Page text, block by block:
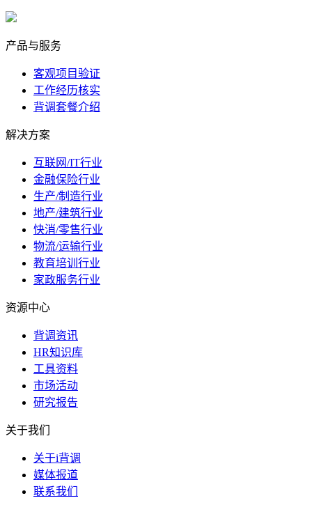
产品与服务
客观项目验证
工作经历核实
背调套餐介绍
解决方案
互联网/IT行业
金融保险行业
生产/制造行业
地产/建筑行业
快消/零售行业
物流/运输行业
教育培训行业
家政服务行业
资源中心
背调资讯
HR知识库
工具资料
市场活动
研究报告
关于我们
关于i背调
媒体报道
联系我们